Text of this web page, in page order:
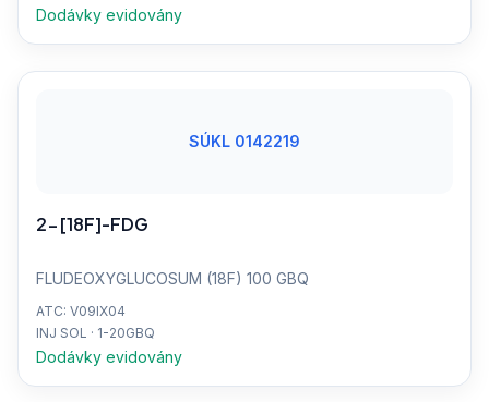
Dodávky evidovány
SÚKL 0142219
2-[18F]-FDG
FLUDEOXYGLUCOSUM (18F) 100 GBQ
ATC: V09IX04
INJ SOL · 1-20GBQ
Dodávky evidovány